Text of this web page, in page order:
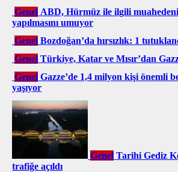
Genel ABD, Hürmüz ile ilgili
yapılmasını umuyor
Genel Bozdoğan’da hırsızlık: 1
Genel Türkiye, Katar ve Mısır’dan
Genel Gazze’de 1,4 milyon kişi önemli
yaşıyor
Genel Tarihi Gediz
trafiğe açıldı